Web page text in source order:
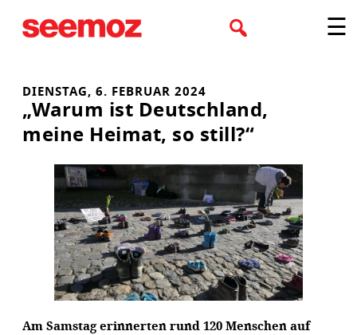
Inhalt
☰
DIENSTAG, 6. FEBRUAR 2024
„Warum ist Deutschland,
meine Heimat, so still?“
Am Samstag erinnerten rund 120 Menschen auf